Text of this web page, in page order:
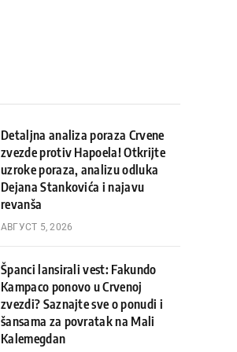
Detaljna analiza poraza Crvene
zvezde protiv Hapoela! Otkrijte
uzroke poraza, analizu odluka
Dejana Stankovića i najavu
revanša
АВГУСТ 5, 2026
Španci lansirali vest: Fakundo
Kampaco ponovo u Crvenoj
zvezdi? Saznajte sve o ponudi i
šansama za povratak na Mali
Kalemegdan